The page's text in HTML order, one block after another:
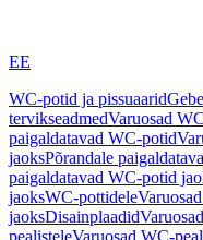
EE
WC-potid ja pissuaarid
tervikseadmedVaruosad
paigaldatavad WC-potid
jaoksPõrandale
paigaldatavad WC-potid
jaoksWC-pottidele
jaoksDisainplaadid
pealisteleVaruosad WC-